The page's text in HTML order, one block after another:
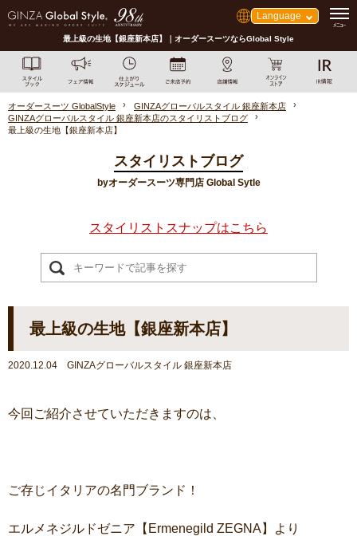
Language
最上級の生地【銀座新本店】｜オーダースーツならGlobal Style
オーダースーツ GlobalStyle
GINZAグローバルスタイル 銀座新本店
GINZAグローバルスタイル 銀座新本店のスタイリストブログ
最上級の生地【銀座新本店】
スタイリストブログ
byオーダースーツ専門店 Global Sytle
スタイリストスナップはこちら
最上級の生地【銀座新本店】
2020.12.04 GINZAグローバルスタイル 銀座新本店
今回ご紹介させていただきますのは、
ご存じイタリアの名門ブランド！
エルメネジルドゼニア【Ermenegild ZEGNA】より